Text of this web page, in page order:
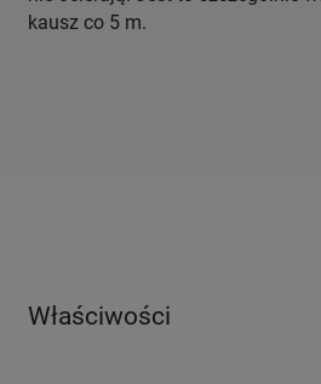
kausz co 5 m.
Właściwości